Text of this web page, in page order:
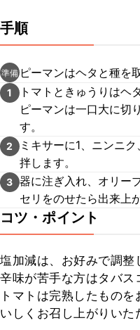
手順
準備 ピーマンはヘタと種を
1
トマトときゅうりはヘ
ピーマンは一口大に切
す。
2
ミキサーに1、ニンニ
拌します。
3 器に注ぎ入れ、オリー
セリをのせたら出来上
コツ・ポイント
塩加減は、お好みで調整
辛味が苦手な方はタバス
トマトは完熟したもの
いしくお召し上がりいた